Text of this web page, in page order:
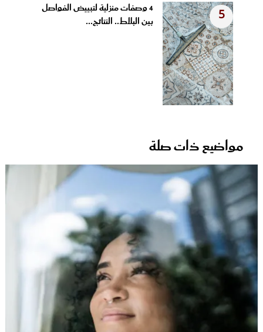
5
4 وصفات منزلية لتبييض الفواصل
بين البلاط.. النتائج...
مواضيع ذات صلة